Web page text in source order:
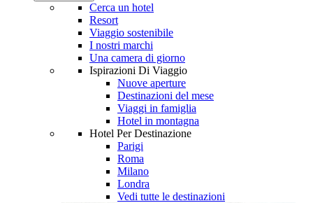
Cerca un hotel
Resort
Viaggio sostenibile
I nostri marchi
Una camera di giorno
Ispirazioni Di Viaggio
Nuove aperture
Destinazioni del mese
Viaggi in famiglia
Hotel in montagna
Hotel Per Destinazione
Parigi
Roma
Milano
Londra
Vedi tutte le destinazioni